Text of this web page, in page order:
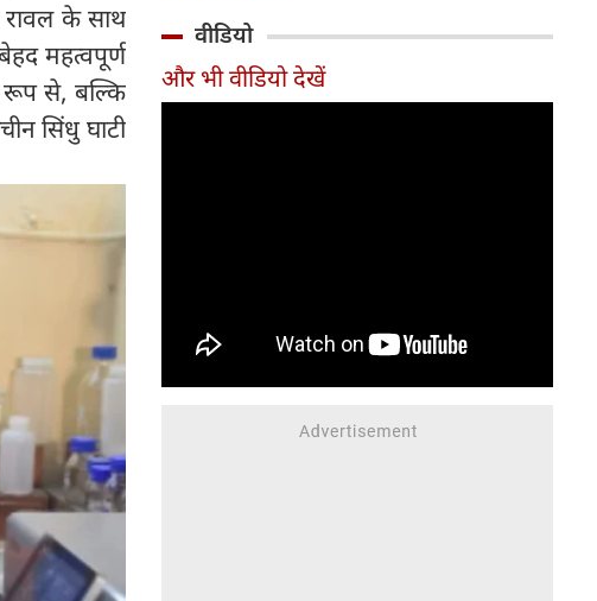
रावल के साथ
महत्वपूर्ण
रूप से, बल्कि
सिंधु घाटी
खरीदते समय किन बातों पर ध्यान
देना चाहिए।
वीडियो
और भी वीडियो देखें